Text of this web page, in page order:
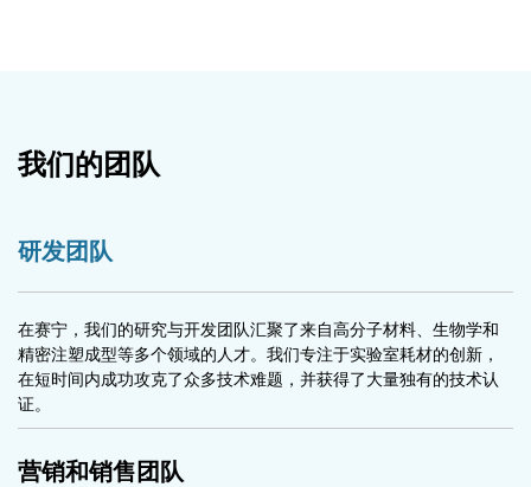
我们的团队
研发团队
在赛宁，我们的研究与开发团队汇聚了来自高分子材料、生物学和
精密注塑成型等多个领域的人才。我们专注于实验室耗材的创新，
在短时间内成功攻克了众多技术难题，并获得了大量独有的技术认
证。
营销和销售团队